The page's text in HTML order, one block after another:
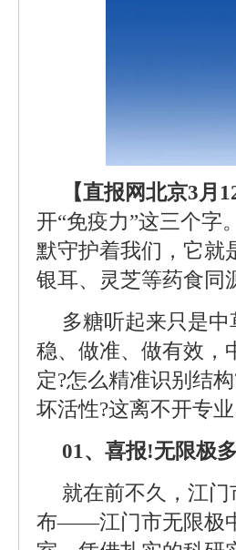
【直报网北京3月
开“免疫力”这三个字
默守护着我们，它
银耳、灵芝等药食同
多糖听起来只是
稳、做准、做有效，
定?怎么精准识别结
坏活性?这离不开专
01、喜报!无限极
就在前不久，江
布——江门市无限极